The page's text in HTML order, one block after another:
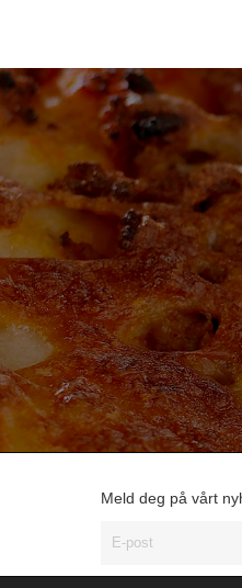
Meld deg på vårt